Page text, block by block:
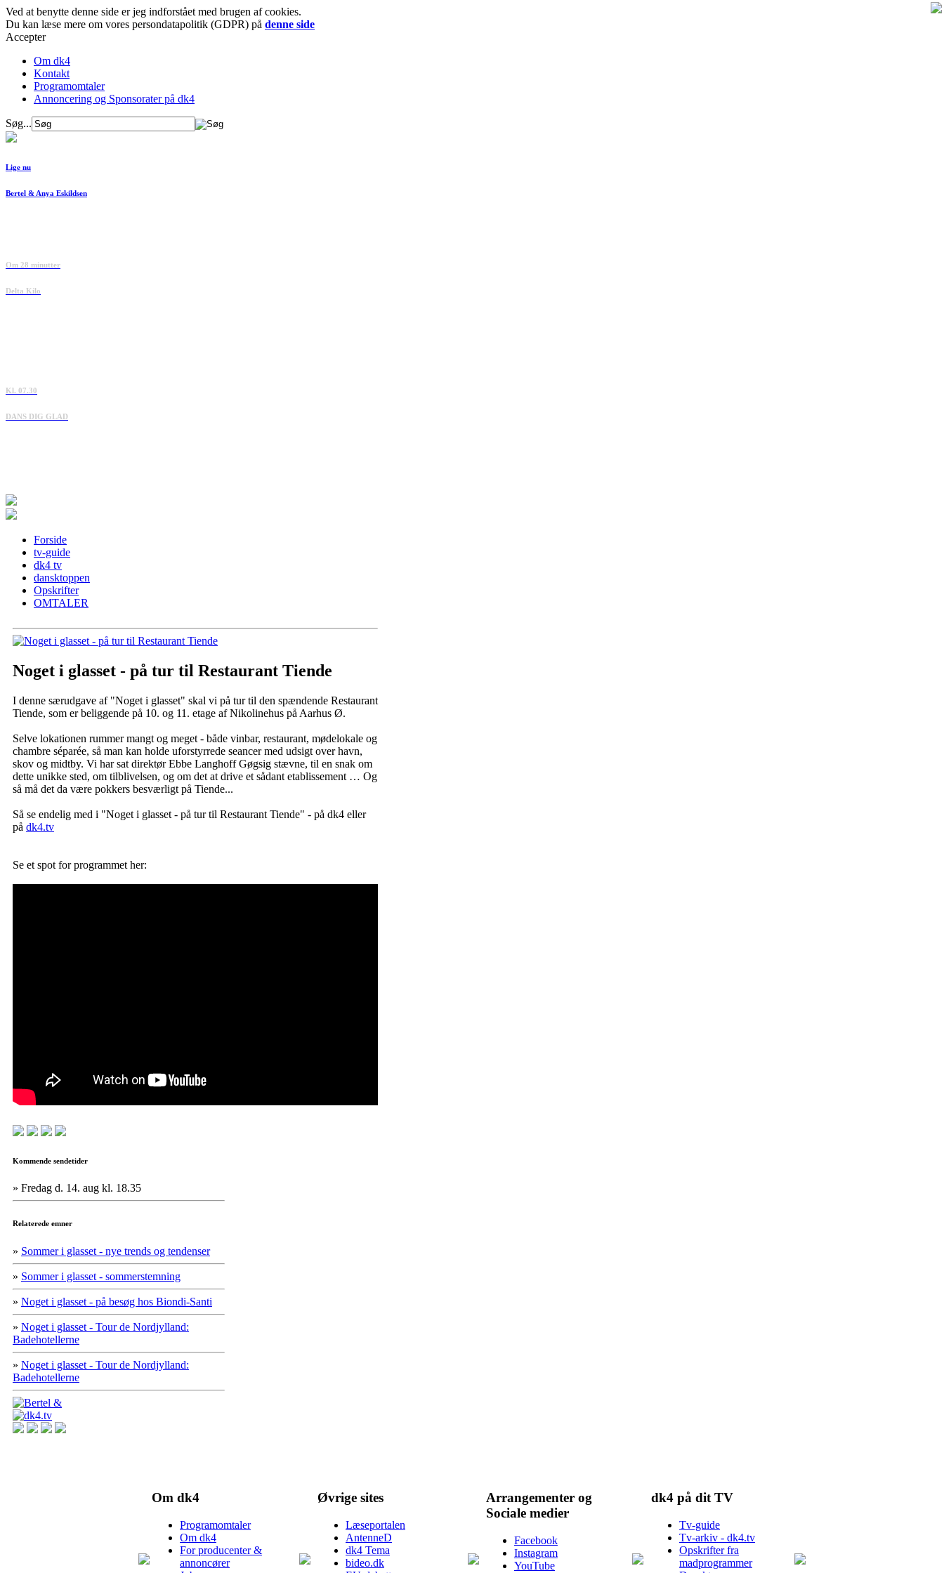
Ved at benytte denne side er jeg indforstået med brugen af cookies.
Du kan læse mere om vores persondatapolitik (GDPR) på denne side
Accepter
Om dk4
Kontakt
Programomtaler
Annoncering og Sponsorater på dk4
Søg...
Lige nu
Bertel & Anya Eskildsen
Om 28 minutter
Delta Kilo
Kl. 07.30
DANS DIG GLAD
Forside
tv-guide
dk4 tv
dansktoppen
Opskrifter
OMTALER
Noget i glasset - på tur til Restaurant Tiende
I denne særudgave af "Noget i glasset" skal vi på tur til den spændende Restaurant
Tiende, som er beliggende på 10. og 11. etage af Nikolinehus på Aarhus Ø.
Selve lokationen rummer mangt og meget - både vinbar, restaurant, mødelokale og
chambre séparée, så man kan holde uforstyrrede seancer med udsigt over havn,
skov og midtby. Vi har sat direktør Ebbe Langhoff Gøgsig stævne, til en snak om
dette unikke sted, om tilblivelsen, og om det at drive et sådant etablissement … Og
så må det da være pokkers besværligt på Tiende...
Så se endelig med i "Noget i glasset - på tur til Restaurant Tiende" - på dk4 eller
på dk4.tv
Se et spot for programmet her:
Kommende sendetider
» Fredag d. 14. aug kl. 18.35
Relaterede emner
» Sommer i glasset - nye trends og tendenser
» Sommer i glasset - sommerstemning
» Noget i glasset - på besøg hos Biondi-Santi
» Noget i glasset - Tour de Nordjylland:
Badehotellerne
» Noget i glasset - Tour de Nordjylland:
Badehotellerne
Om dk4
Programomtaler
Om dk4
For producenter &
annoncører
Øvrige sites
Læseportalen
AntenneD
dk4 Tema
bideo.dk
Arrangementer og
Sociale medier
Facebook
Instagram
YouTube
dk4 på dit TV
Tv-guide
Tv-arkiv - dk4.tv
Opskrifter fra
madprogrammer